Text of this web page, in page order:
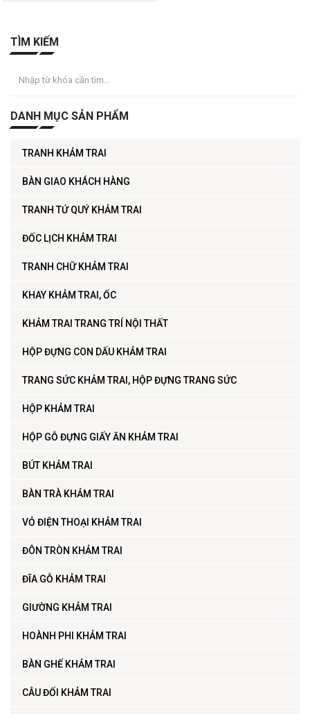
TÌM KIẾM
DANH MỤC SẢN PHẨM
TRANH KHẢM TRAI
BÀN GIAO KHÁCH HÀNG
TRANH TỨ QUÝ KHẢM TRAI
ĐỐC LỊCH KHẢM TRAI
TRANH CHỮ KHẢM TRAI
KHAY KHẢM TRAI, ỐC
KHẢM TRAI TRANG TRÍ NỘI THẤT
HỘP ĐỰNG CON DẤU KHẢM TRAI
TRANG SỨC KHẢM TRAI, HỘP ĐỰNG TRANG SỨC
HỘP KHẢM TRAI
HỘP GỖ ĐỰNG GIẤY ĂN KHẢM TRAI
BÚT KHẢM TRAI
BÀN TRÀ KHẢM TRAI
VỎ ĐIỆN THOẠI KHẢM TRAI
ĐÔN TRÒN KHẢM TRAI
ĐĨA GỖ KHẢM TRAI
GIƯỜNG KHẢM TRAI
HOÀNH PHI KHẢM TRAI
BÀN GHẾ KHẢM TRAI
CÂU ĐỐI KHẢM TRAI